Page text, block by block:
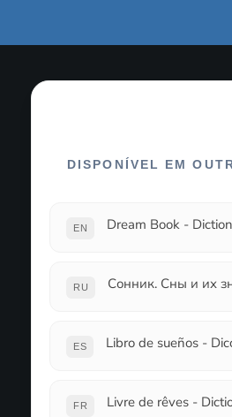
DISPONÍVEL EM
EN Dream Book -
RU Сонник. Сны и их
ES Libro de sueños -
FR Livre de rêves -